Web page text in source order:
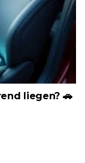
liegen? 🚗